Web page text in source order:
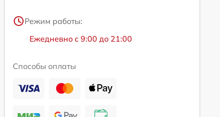
Режим работы:
Ежедневно с 9:00 до 21:00
Способы оплаты